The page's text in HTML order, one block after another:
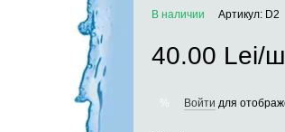
В наличии Артикул: D2
40.00 Lei/
% Войти для